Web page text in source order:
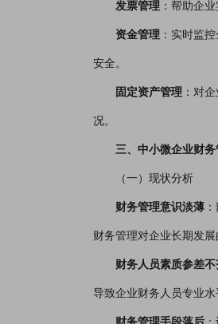
发票管理 ：帮助企
资金管理 ：实时监
安全。
固定资产管理 ：对
况。
三、中小微企业财
（一）现状分析
财务管理意识淡薄
财务管理对企业长期发展
财务人员素质参差不
导致企业财务人员专业